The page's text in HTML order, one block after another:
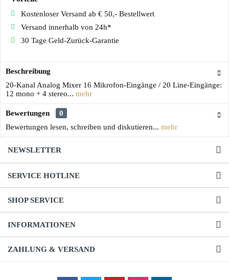
Kostenloser Versand ab € 50,- Bestellwert
Versand innerhalb von 24h*
30 Tage Geld-Zurück-Garantie
Beschreibung
20-Kanal Analog Mixer 16 Mikrofon-Eingänge / 20 Line-Eingänge:
12 mono + 4 stereo... mehr
Bewertungen
0
Bewertungen lesen, schreiben und diskutieren... mehr
NEWSLETTER
SERVICE HOTLINE
SHOP SERVICE
INFORMATIONEN
ZAHLUNG & VERSAND